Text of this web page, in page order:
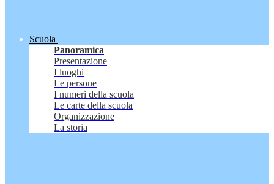
Scuola
Panoramica
Presentazione
I luoghi
Le persone
I numeri della scuola
Le carte della scuola
Organizzazione
La storia